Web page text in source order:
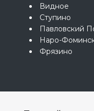
Видное
Ступино
Павловский
Наро-
Фрязино